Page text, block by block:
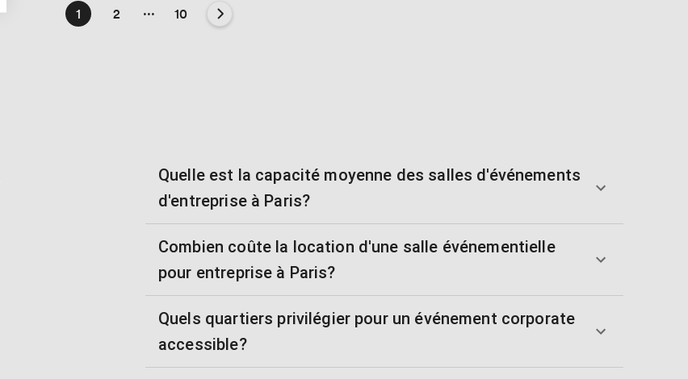
1 2 ... 10
Quelle est la capacité moyenne des salles d'événements
d'entreprise à Paris?
Combien coûte la location d'une salle événementielle
pour entreprise à Paris?
Quels quartiers privilégier pour un événement corporate
accessible?